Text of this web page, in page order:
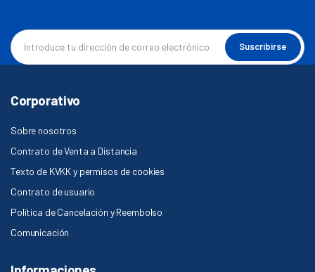
Suscribirse
Corporativo
Sobre nosotros
Contrato de Venta a Distancia
Texto de KVKK y permisos de cookies
Contrato de usuario
Política de Cancelación y Reembolso
Comunicación